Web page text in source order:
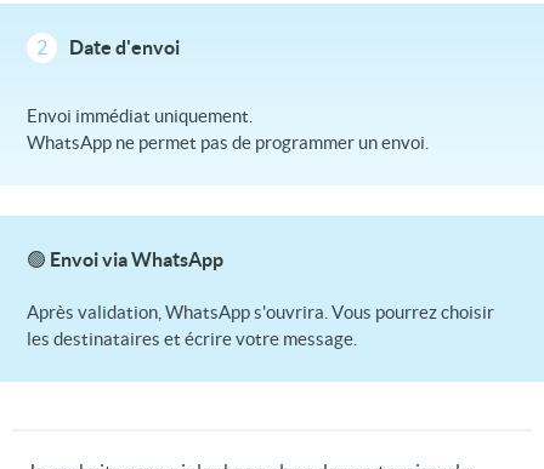
2 Date d'envoi
Envoi immédiat uniquement.
WhatsApp ne permet pas de programmer un envoi.
🟢 Envoi via WhatsApp
Après validation, WhatsApp s'ouvrira. Vous pourrez choisir
les destinataires et écrire votre message.